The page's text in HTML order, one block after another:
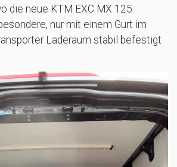
die neue KTM EXC MX 125
nur mit einem Gurt im
Laderaum stabil befestigt